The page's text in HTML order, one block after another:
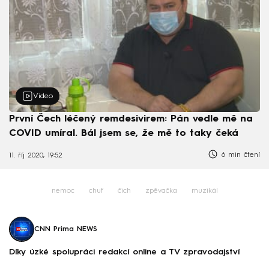
Video
První Čech léčený remdesivirem: Pán vedle mě na
COVID umíral. Bál jsem se, že mě to taky čeká
11. říj 2020, 19:52 6 min čtení
nemoc chuť čich zpěvačka muzikál
CNN Prima NEWS
Díky úzké spolupráci redakcí online a TV zpravodajství